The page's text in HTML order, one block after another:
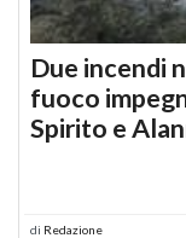
Due incendi
fuoco
Spirito e
di Redazione